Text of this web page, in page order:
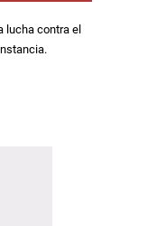
lucha contra el